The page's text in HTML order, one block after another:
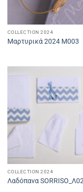
COLLECTION 2024
Μαρτυρικά 2024 M003
COLLECTION 2024
Λαδόπανα SORRISO_Λ02